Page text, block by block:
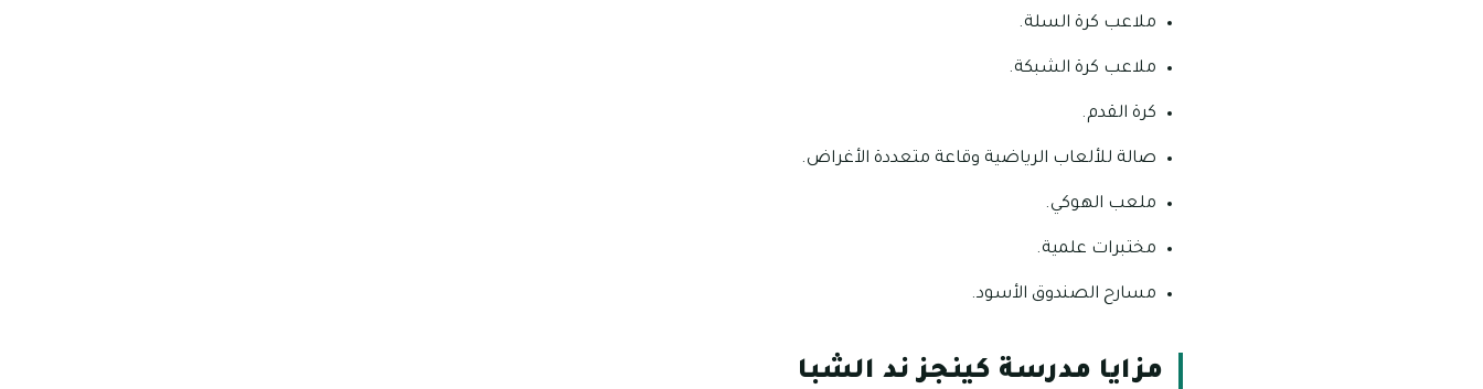
ملاعب كرة السلة.
ملاعب كرة الشبكة.
كرة القدم.
صالة للألعاب الرياضية وقاعة متعددة الأغراض.
ملعب الهوكي.
مختبرات علمية.
مسارح الصندوق الأسود.
مزايا مدرسة كينجز ند الشبا